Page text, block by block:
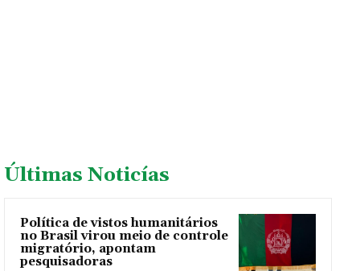
Últimas Noticías
Política de vistos humanitários
no Brasil virou meio de controle
migratório, apontam
pesquisadoras